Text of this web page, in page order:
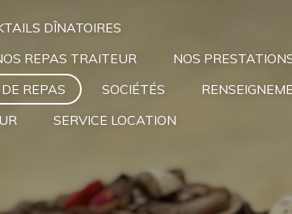
DÎNATOIRES
REPAS TRAITEUR
NOS
REPAS SOCIÉTÉS
SERVICE LOCATION